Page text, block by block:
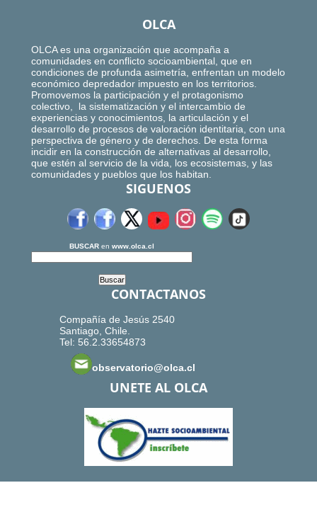
OLCA
OLCA es una organización que acompaña a
comunidades en conflicto socioambiental, que en
condiciones de profunda asimetría, enfrentan un modelo
económico depredador impuesto en los territorios.
Promovemos la participación y el protagonismo
colectivo, la sistematización y el intercambio de
experiencias y conocimientos, la articulación y el
desarrollo de procesos de valoración identitaria, con una
perspectiva de género y de derechos. De esta forma
incidir en la construcción de alternativas al desarrollo,
que estén al servicio de la vida, los ecosistemas, y las
comunidades y pueblos que los habitan.
SIGUENOS
BUSCAR en www.olca.cl
CONTACTANOS
Compañía de Jesús 2540
Santiago, Chile.
Tel: 56.2.33654873
observatorio@olca.cl
UNETE AL OLCA